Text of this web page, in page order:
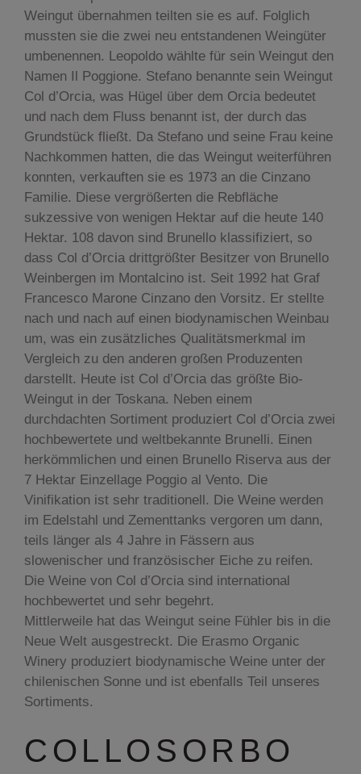
Weingut übernahmen teilten sie es auf. Folglich
mussten sie die zwei neu entstandenen Weingüter
umbenennen. Leopoldo wählte für sein Weingut den
Namen Il Poggione. Stefano benannte sein Weingut
Col d’Orcia, was Hügel über dem Orcia bedeutet
und nach dem Fluss benannt ist, der durch das
Grundstück fließt. Da Stefano und seine Frau keine
Nachkommen hatten, die das Weingut weiterführen
konnten, verkauften sie es 1973 an die Cinzano
Familie. Diese vergrößerten die Rebfläche
sukzessive von wenigen Hektar auf die heute 140
Hektar. 108 davon sind Brunello klassifiziert, so
dass Col d’Orcia drittgrößter Besitzer von Brunello
Weinbergen im Montalcino ist. Seit 1992 hat Graf
Francesco Marone Cinzano den Vorsitz. Er stellte
nach und nach auf einen biodynamischen Weinbau
um, was ein zusätzliches Qualitätsmerkmal im
Vergleich zu den anderen großen Produzenten
darstellt. Heute ist Col d’Orcia das größte Bio-
Weingut in der Toskana. Neben einem
durchdachten Sortiment produziert Col d’Orcia zwei
hochbewertete und weltbekannte Brunelli. Einen
herkömmlichen und einen Brunello Riserva aus der
7 Hektar Einzellage Poggio al Vento. Die
Vinifikation ist sehr traditionell. Die Weine werden
im Edelstahl und Zementtanks vergoren um dann,
teils länger als 4 Jahre in Fässern aus
slowenischer und französischer Eiche zu reifen.
Die Weine von Col d’Orcia sind international
hochbewertet und sehr begehrt.
Mittlerweile hat das Weingut seine Fühler bis in die
Neue Welt ausgestreckt. Die Erasmo Organic
Winery produziert biodynamische Weine unter der
chilenischen Sonne und ist ebenfalls Teil unseres
Sortiments.
COLLOSORBO